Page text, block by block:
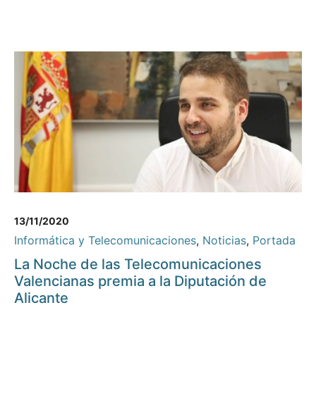
13/11/2020
Informática y Telecomunicaciones, Noticias, Portada
La Noche de las Telecomunicaciones
Valencianas premia a la Diputación de
Alicante